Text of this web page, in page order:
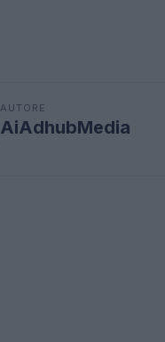
AUTORE
AiAdhubMedia